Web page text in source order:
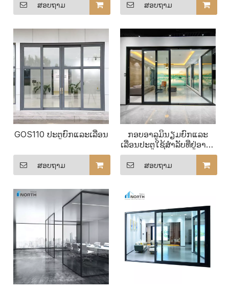
ສອບຖາມ ສອບຖາມ
GOS110 ປະຕູຍົກແລະເລື່ອນ
ສອບຖາມ
ກອບອາລູມິນຽມຍົກແລະ
ເລື່ອນປະຕູໃຊ້ສໍາລັບທີ່ຢູ່ອາໄສ
ທີ່ທັນສະໄຫມ
ສອບຖາມ